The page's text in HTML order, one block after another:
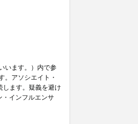
います。）内で参
。アソシエイト・
ます。疑義を避け
・インフルエンサ